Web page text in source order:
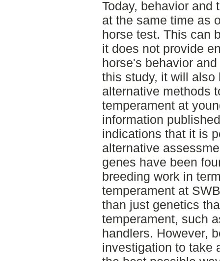
Today, behavior and
at the same time as
horse test. This can
it does not provide
horse's behavior
this study, it will also
alternative methods
temperament at
information
indications that it is
alternative
genes have been
breeding work in
temperament at
than just genetics
temperament, such
handlers. However,
investigation to take